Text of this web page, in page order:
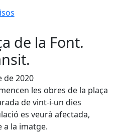
de la Font.
de 2020
les obres de la plaça
de vint-i-un dies
es veurà afectada,
a la imatge.